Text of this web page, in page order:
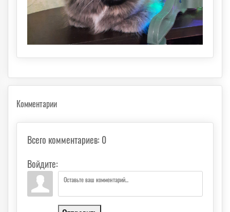
Комментарии
Всего комментариев: 0
Войдите: